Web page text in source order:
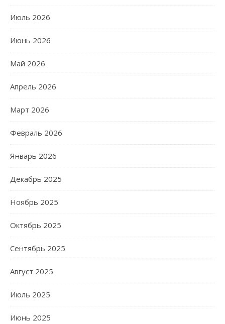
Июль 2026
Июнь 2026
Май 2026
Апрель 2026
Март 2026
Февраль 2026
Январь 2026
Декабрь 2025
Ноябрь 2025
Октябрь 2025
Сентябрь 2025
Август 2025
Июль 2025
Июнь 2025